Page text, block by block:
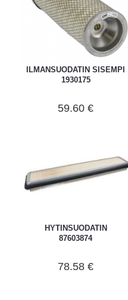
ILMANSUODATIN SISEMPI
1930175
59.60 €
HYTINSUODATIN
87603874
78.58 €